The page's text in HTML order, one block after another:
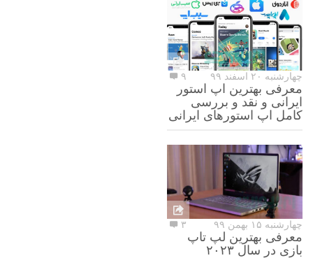
چهارشنبه ۲۰ اسفند ۹۹ ۹
معرفی بهترین اپ استور
ایرانی و نقد و بررسی
کامل اپ استورهای ایرانی
چهارشنبه ۱۵ بهمن ۹۹ ۳
معرفی بهترین لپ تاپ
بازی در سال ۲۰۲۳